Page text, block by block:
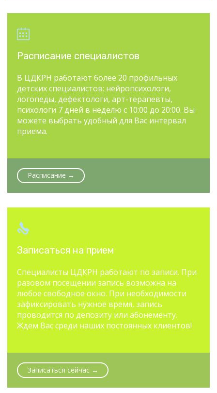

Расписание специалистов
В ЦДКРН работают более 20 профильных
детских специалистов: нейропсихологи,
логопеды, дефектологи, арт-терапевты,
психологи 7 дней в неделю с 10:00 до 20:00. Вы
можете выбрать удобный для Вас интервал
приема.
Расписание →

Записаться на прием
Специалисты ЦДКРН работают по записи. При
разовом посещении запись возможна на
любое свободное окно. При необходимости
зафиксировать нужное время, запись
проводится по депозиту или абонементу.
Ждем Вас среди наших постоянных клиентов!
Записаться сейчас →